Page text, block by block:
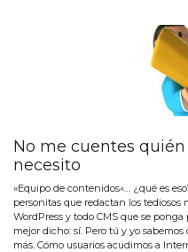
No me cuentes
necesito
«Equipo de contenidos«… ¿qué es
personitas que redactan los tediosos
WordPress y todo CMS que se
mejor dicho: sí. Pero tú y yo
más. Cómo usuarios acudimos a